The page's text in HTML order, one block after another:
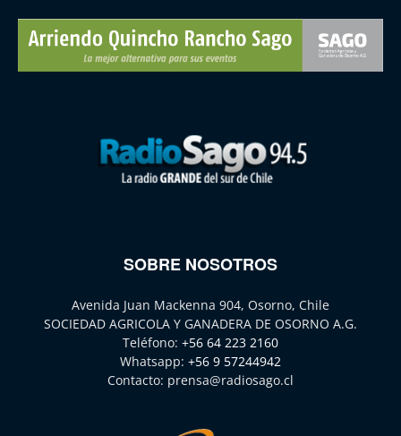
SOBRE NOSOTROS
Avenida Juan Mackenna 904, Osorno, Chile
SOCIEDAD AGRICOLA Y GANADERA DE OSORNO A.G.
Teléfono: +56 64 223 2160
Whatsapp: +56 9 57244942
Contacto: prensa@radiosago.cl